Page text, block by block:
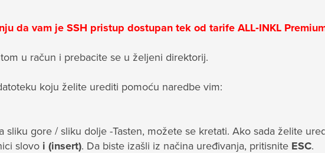
da vam je SSH pristup dostupan tek od tarife ALL‑INKL
u račun i prebacite se u željeni direktorij.
koju želite urediti pomoću naredbe vim:
sliku gore / sliku dolje -Tasten, možete se kretati. Ako sada želite
slovo i (insert). Da biste izašli iz načina uređivanja, pritisnite ESC.